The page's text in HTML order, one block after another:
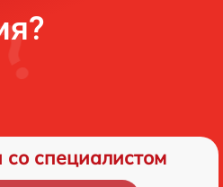
со специалистом